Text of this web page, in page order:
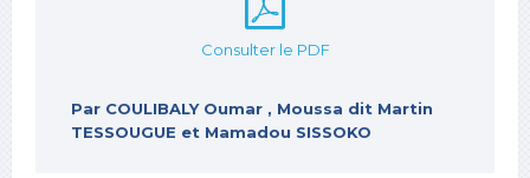
Consulter le PDF
Par COULIBALY Oumar , Moussa dit Martin
TESSOUGUE et Mamadou SISSOKO